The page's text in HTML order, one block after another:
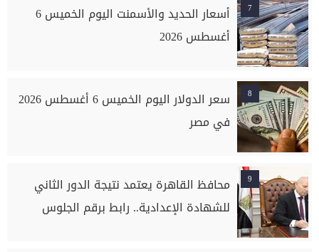
7
أسعار الحديد والأسمنت اليوم الخميس 6
أغسطس 2026
8
سعر الدولار اليوم الخميس 6 أغسطس 2026
في مصر
9
محافظ القاهرة يعتمد نتيجة الدور الثاني
للشهادة الإعدادية.. رابط برقم الجلوس